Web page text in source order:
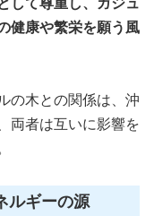
して尊重し、ガジュ
健康や繁栄を願う風
の木との関係は、沖
両者は互いに影響を
ルギーの源